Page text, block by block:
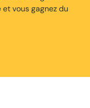
vous gagnez du